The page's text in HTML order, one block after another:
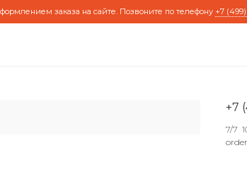
заказа на сайте. Позвоните по телефону +7
+7
7/7